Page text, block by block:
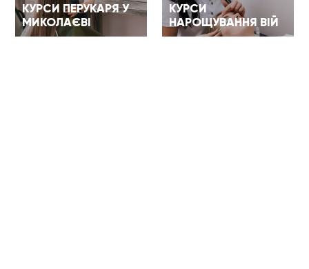
КУРСИ ПЕРУКАРЯ У
МИКОЛАЄВІ
КУРСИ
НАРОЩУВАННЯ ВІЙ